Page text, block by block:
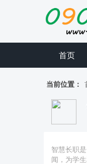
首页
当前位置：
智慧长职
闻，为学